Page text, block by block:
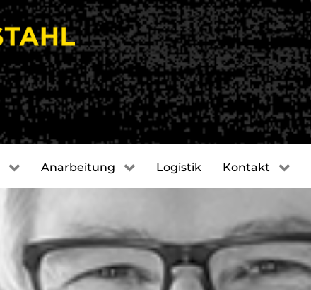
Anarbeitung Logistik Kontakt